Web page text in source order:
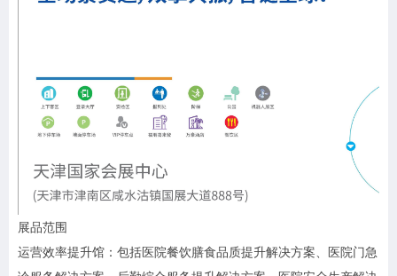
展品范围
运营效率提升馆：包括医院餐饮膳食品质提升解决方案、医院门急